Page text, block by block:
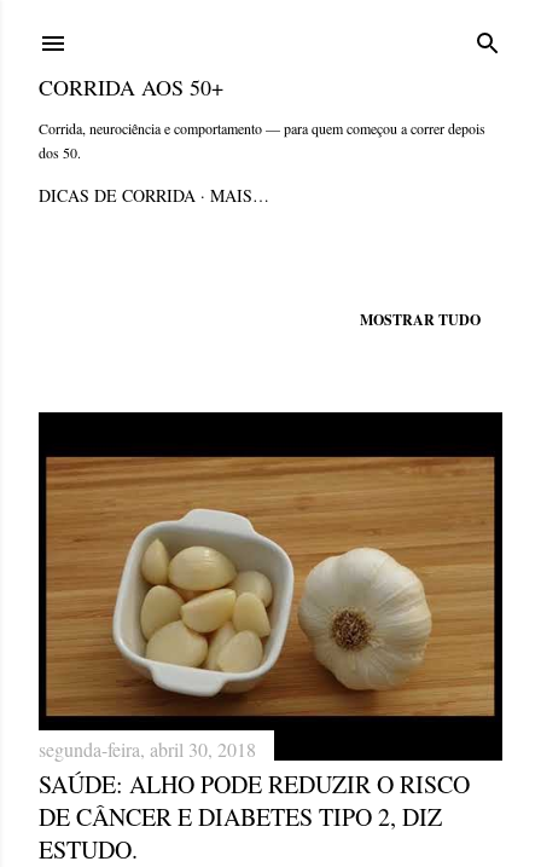
CORRIDA AOS 50+
Corrida, neurociência e comportamento — para quem começou a correr depois
dos 50.
DICAS DE CORRIDA MAIS…
t
g
e
s
MOSTRAR TUDO
segunda-feira, abril 30, 2018
SAÚDE: ALHO PODE REDUZIR O RISCO
DE CÂNCER E DIABETES TIPO 2, DIZ
ESTUDO.